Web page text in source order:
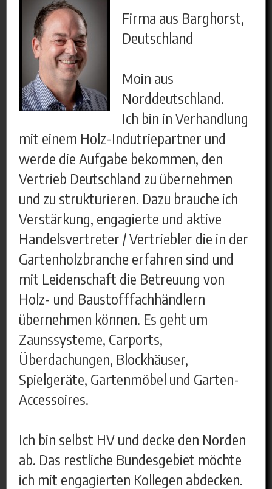
Firma aus Barghorst,
Deutschland
Moin aus
Norddeutschland.
Ich bin in Verhandlung
mit einem Holz-Indutriepartner und
werde die Aufgabe bekommen, den
Vertrieb Deutschland zu übernehmen
und zu strukturieren. Dazu brauche ich
Verstärkung, engagierte und aktive
Handelsvertreter / Vertriebler die in der
Gartenholzbranche erfahren sind und
mit Leidenschaft die Betreuung von
Holz- und Baustofffachhändlern
übernehmen können. Es geht um
Zaunssysteme, Carports,
Überdachungen, Blockhäuser,
Spielgeräte, Gartenmöbel und Garten-
Accessoires.
Ich bin selbst HV und decke den Norden
ab. Das restliche Bundesgebiet möchte
ich mit engagierten Kollegen abdecken.